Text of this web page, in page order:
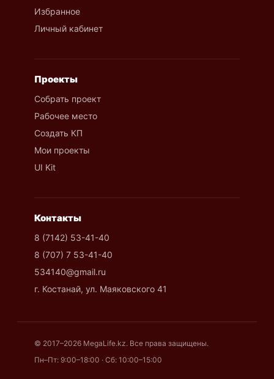
Избранное
Личный кабинет
Проекты
Собрать проект
Рабочее место
Создать КП
Мои проекты
UI Kit
Контакты
8 (7142) 53-41-40
8 (707) 7 53-41-40
534140@gmail.ru
г. Костанай, ул. Маяковского 41
© 2017–2026 MegaLife.kz. Все права защищены.
Пн–Пт: 9:00–18:00 · Сб: 10:00–15:00